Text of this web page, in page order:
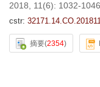
2018, 11(6): 1032-1046.
cstr:
摘要(2354)